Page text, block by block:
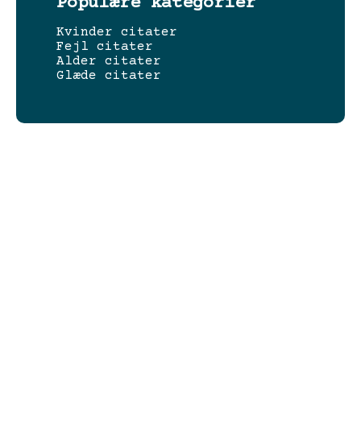
Kvinder citater
Fejl citater
Alder citater
Glæde citater